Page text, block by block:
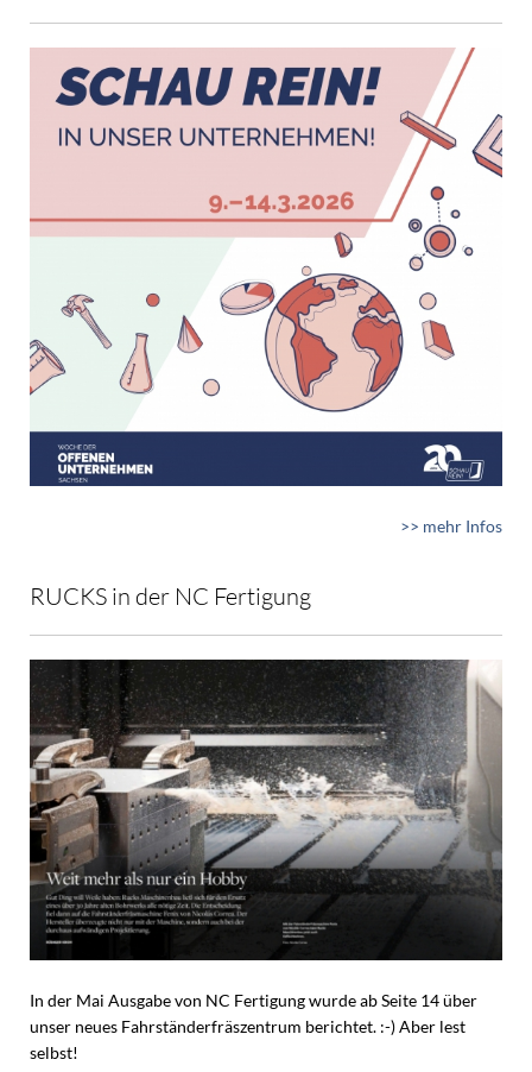
>> mehr Infos
RUCKS in der NC Fertigung
In der Mai Ausgabe von NC Fertigung wurde ab Seite 14 über
unser neues Fahrständerfräszentrum berichtet. :-) Aber lest
selbst!